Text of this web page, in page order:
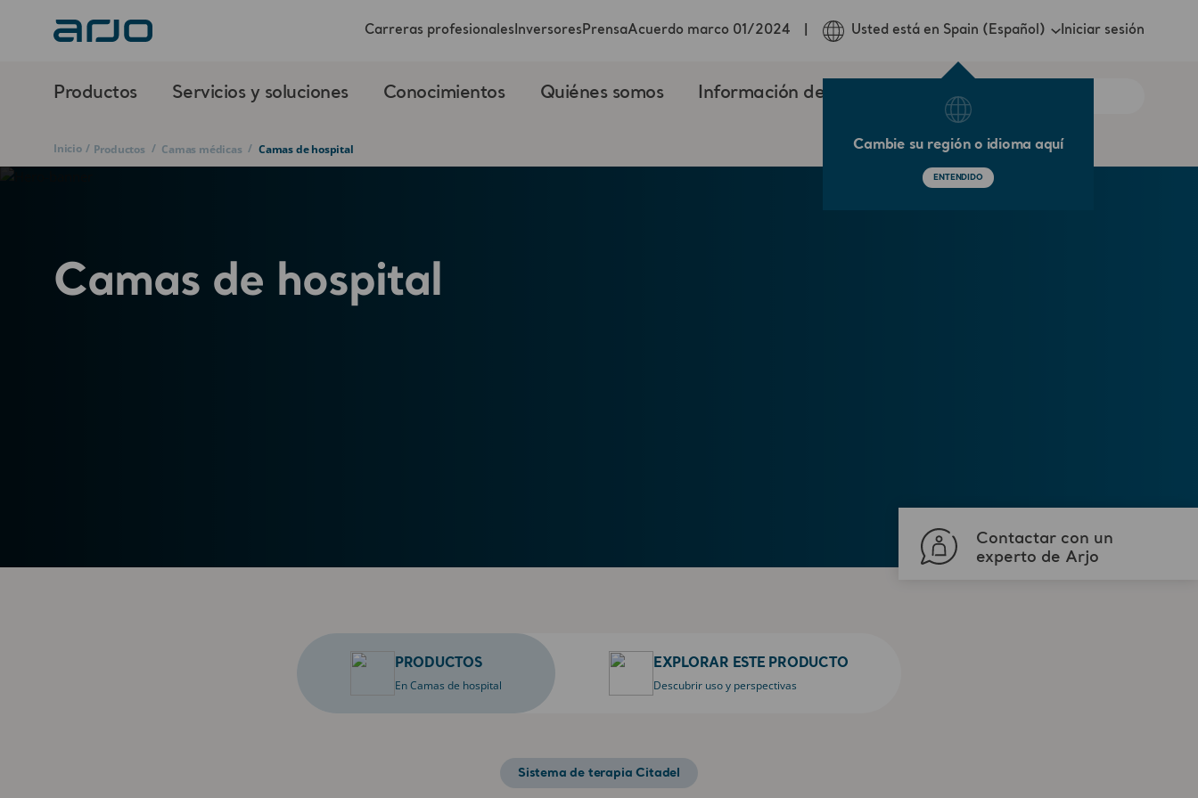
Productos Servicios y soluciones Conocimientos Quiénes somos Información de contacto
Carreras profesionalesInversoresPrensaAcuerdo marco 01/2024 Usted está en Spain (Español)
Cambie su región o idioma aquí
ENTENDIDO
Iniciar sesión
Inicio / Productos / Camas médicas / Camas de hospital
Camas de hospital
Contactar con un
experto de Arjo
PRODUCTOS
En Camas de hospital
EXPLORAR ESTE PRODUCTO
Descubrir uso y perspectivas
Sistema de terapia Citadel